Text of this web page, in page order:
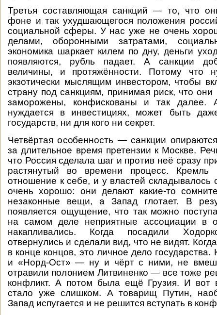
Третья составляющая санкций — то, что
фоне и так ухудшающегося положения
социальной сферы. У нас уже не очень
делами, оборонными затратами,
экономика шаркает килем по дну, деньги
появляются, рубль падает. А санкции
величины, и протяжённости. Потому что
экзотически мыслящим инвестором, чтобы
страну под санкциям, принимая риск, что они
заморожены, конфискованы и так далее.
нуждается в инвестициях, может быть
государств, ни для кого ни секрет.
Четвёртая особенность — санкции
за длительное время претензии к Москве.
что Россия сделала шаг и против неё сразу
растянутый во времени процесс. Кремль
отношение к себе, и у властей
очень хорошо: они делают какие-то
незаконные вещи, а Запад глотает. В
появляется ощущение, что так можно
на самом деле неприятные ассоциации в
накапливались. Когда посадили
отвернулись и сделали вид, что не видят.
в конце концов, это личное дело
и «Норд-Ост» — ну и чёрт с ними, не
отравили полонием Литвиненко — все тоже
конфликт. А потом была ещё Грузия. И вот
стало уже слишком. А товарищ Путин,
Запад испугается и не решится вступать в